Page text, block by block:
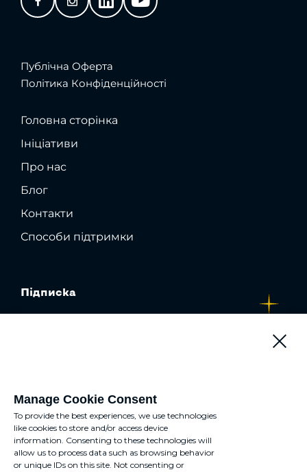
Manage Cookie Consent
To provide the best experiences, we use technologies
like cookies to store and/or access device
information. Consenting to these technologies will
allow us to process data such as browsing behavior
or unique IDs on this site. Not consenting or
Публічна Оферта
Політика Конфіденційності
Головна сторінка
Ініціативи
Про нас
Блог
Контакти
Способи підтримки
Підписка
спілкуватися?
English
Українською
Обома